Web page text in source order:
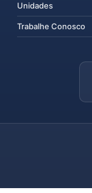
Unidades
Trabalhe Conosco